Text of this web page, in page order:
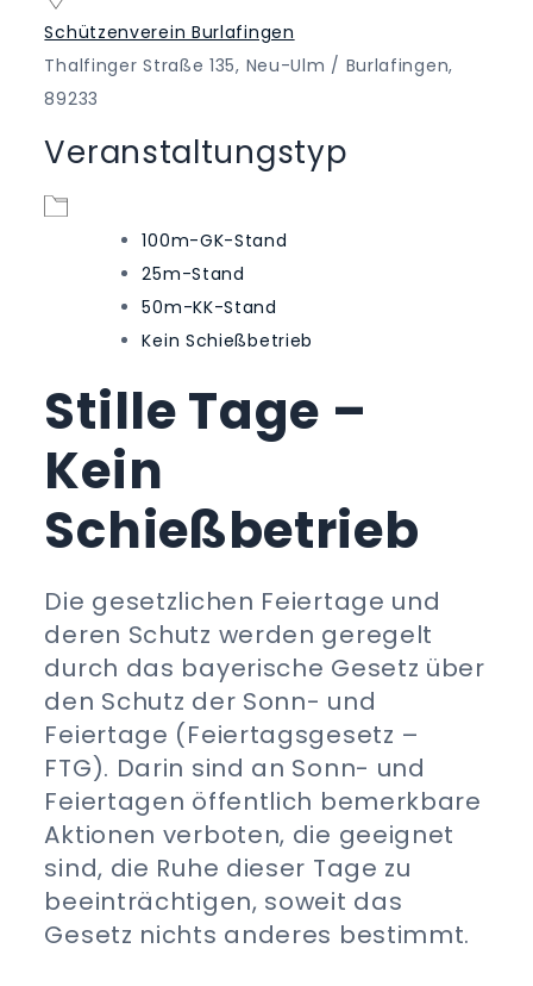
Schützenverein Burlafingen
Thalfinger Straße 135, Neu-Ulm / Burlafingen,
89233
Veranstaltungstyp
100m-GK-Stand
25m-Stand
50m-KK-Stand
Kein Schießbetrieb
Stille Tage –
Kein
Schießbetrieb
Die gesetzlichen Feiertage und
deren Schutz werden geregelt
durch das bayerische Gesetz über
den Schutz der Sonn- und
Feiertage (Feiertagsgesetz –
FTG). Darin sind an Sonn- und
Feiertagen öffentlich bemerkbare
Aktionen verboten, die geeignet
sind, die Ruhe dieser Tage zu
beeinträchtigen, soweit das
Gesetz nichts anderes bestimmt.